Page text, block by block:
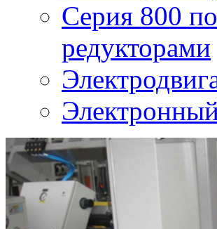
Серия 800
редукторами